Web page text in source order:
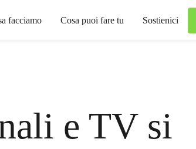
facciamo Cosa puoi fare tu Sostienici
e TV si